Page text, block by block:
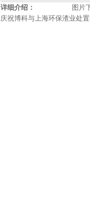
详细介绍：
图片
庆祝博科与上海环保渣业处